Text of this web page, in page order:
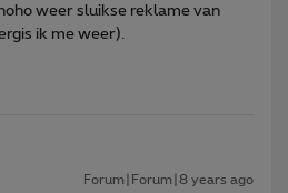
weer sluikse reklame van
ik me weer).
Forum|Forum|8 years ago